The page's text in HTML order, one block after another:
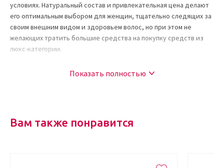
условиях. Натуральный состав и привлекательная цена делают
его оптимальным выбором для женщин, тщательно следящих за
своим внешним видом и здоровьем волос, но при этом не
желающих тратить большие средства на покупку средств из
люкс-категории.
при регулярном применении обеспечивает бережный уход;
делает локоны мягкими и податливыми к укладке без
Показать полностью
Вам также понравится